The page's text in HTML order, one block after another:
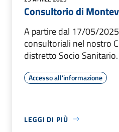
Consultorio di
A partire dal 17/05/
consultoriali nel nostro
distretto Socio Sanitario.
Accesso all'informazione
LEGGI DI PIÙ